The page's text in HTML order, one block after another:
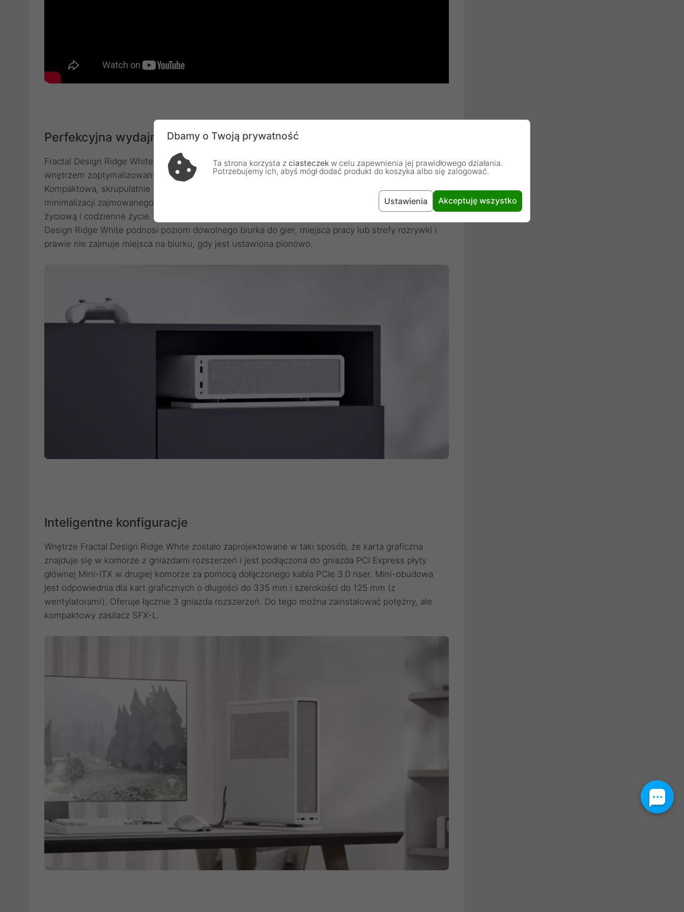
Perfekcyjna wydajność i wyważony projekt
Fractal Design Ridge White to niezwykle kompaktowa obudowa mini-ITX o pojemności 12,6 litra z
wnętrzem zoptymalizowanym pod kątem przepływu powietrza dzięki dużym wlotom powietrza.
Kompaktowa, skrupulatnie zaprojektowana, aby zmaksymalizować możliwości przy jednoczesnej
minimalizacji zajmowanego miejsca, ta niewielka obudowa idealnie wpasowuje się w przestrzeń
życiową i codzienne życie. Dzięki kompaktowym rozmiarom i eleganckiemu wzornictwu, Fractal
Design Ridge White podnosi poziom dowolnego biurka do gier, miejsca pracy lub strefy rozrywki i
prawie nie zajmuje miejsca na biurku, gdy jest ustawiona pionowo.
Inteligentne konfiguracje
Wnętrze Fractal Design Ridge White zostało zaprojektowane w taki sposób, że karta graficzna
znajduje się w komorze z gniazdami rozszerzeń i jest podłączona do gniazda PCI Express płyty
głównej Mini-ITX w drugiej komorze za pomocą dołączonego kabla PCIe 3.0 riser. Mini-obudowa
jest odpowiednia dla kart graficznych o długości do 335 mm i szerokości do 125 mm (z
wentylatorami). Oferuje łącznie 3 gniazda rozszerzeń. Do tego można zainstalować potężny, ale
kompaktowy zasilacz SFX-L.
Dbamy o Twoją prywatność
Ta strona korzysta z ciasteczek w celu zapewnienia jej prawidłowego działania.
Potrzebujemy ich, abyś mógł dodać produkt do koszyka albo się zalogować.
Ustawienia Akceptuję wszystko